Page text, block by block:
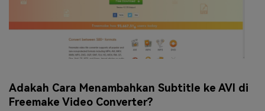
Adakah Cara Menambahkan Subtitle ke AVI di
Freemake Video Converter?